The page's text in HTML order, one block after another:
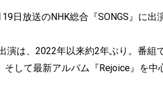
日放送のNHK総合『SONGS』に出
演は、2022年以来約2年ぶり。番
そして最新アルバム『Rejoice』を